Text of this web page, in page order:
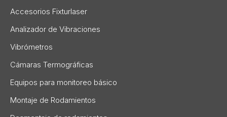
Accesorios Fixturlaser
Analizador de Vibraciones
Vibrómetros
Cámaras Termográficas
Equipos para monitoreo básico
Montaje de Rodamientos